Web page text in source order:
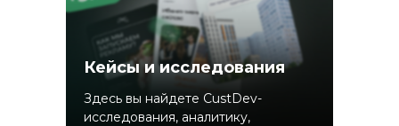
Здесь вы найдете CustDev-
исследования, аналитику,
Кейсы и исследования